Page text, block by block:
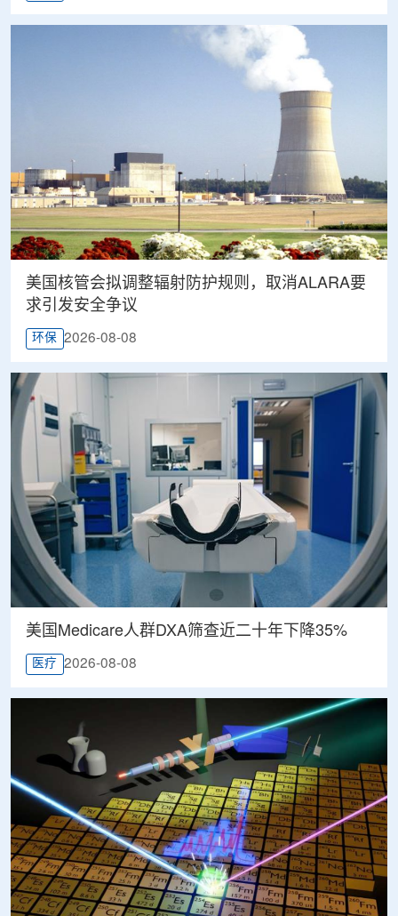
美国核管会拟调整辐射防护规则，取消ALARA要
求引发安全争议
环保 2026-08-08
美国Medicare人群DXA筛查近二十年下降35%
医疗 2026-08-08